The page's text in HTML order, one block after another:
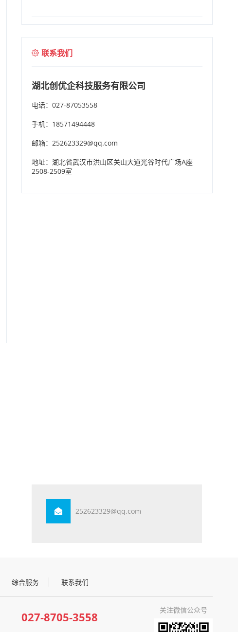
联系我们
湖北创优企科技服务有限公司
电话：027-87053558
手机：18571494448
邮箱：252623329@qq.com
地址：湖北省武汉市洪山区关山大道光谷时代广场A座
2508-2509室
252623329@qq.com
综合服务 联系我们
027-8705-3558 关注微信公众号